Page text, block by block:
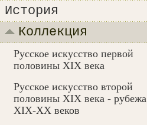
История
Коллекция
Русское искусство первой
половины XIX века
Русское искусство второй
половины XIX века - рубежа
XIX-ХХ веков